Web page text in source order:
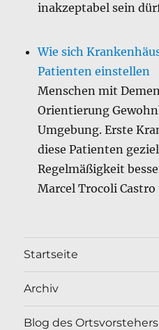
inakzeptabel sein
Wie sich
Patienten einstellen
Menschen mit
Orientierung
Umgebung. Erste
diese Patienten
Regelmäßigkeit
Marcel Trocoli
Startseite
Archiv
Blog des Ortsvorstehers